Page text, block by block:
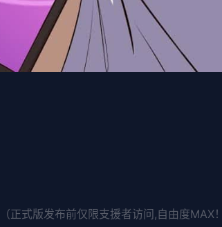
式版发布前仅限支援者访问,自由度MAX！